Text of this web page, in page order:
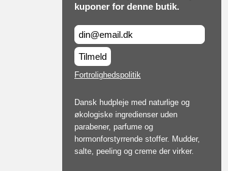
kuponer for denne butik.
Tilmeld
Fortrolighedspolitik
Dansk hudpleje med naturlige og
økologiske ingredienser uden
parabener, parfume og
hormonforstyrrende stoffer. Mudder,
salte, peeling og creme der virker.